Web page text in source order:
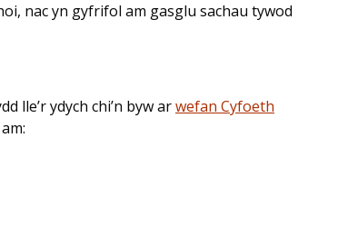
nac yn gyfrifol am gasglu sachau tywod
lle’r ydych chi’n byw arwefan Cyfoeth